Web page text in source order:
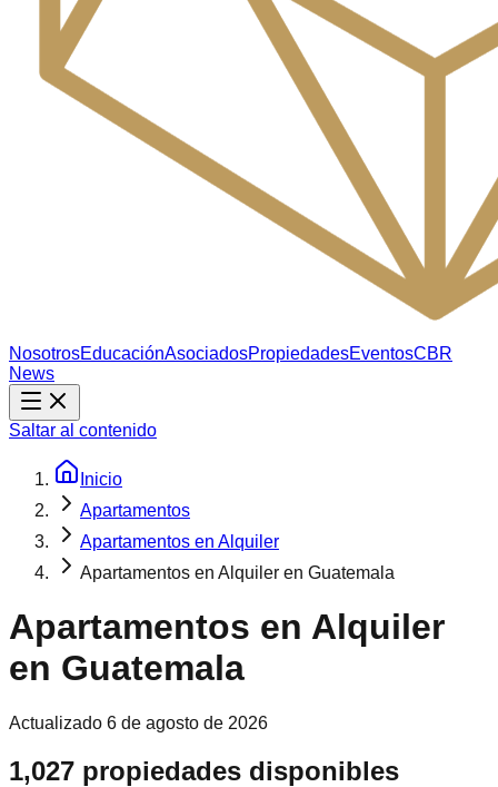
NosotrosEducaciónAsociadosPropiedadesEventosCBR
News
Saltar al contenido
Inicio
Apartamentos
Apartamentos en Alquiler
Apartamentos en Alquiler en Guatemala
Apartamentos en Alquiler
en Guatemala
Actualizado 6 de agosto de 2026
1,027 propiedades disponibles